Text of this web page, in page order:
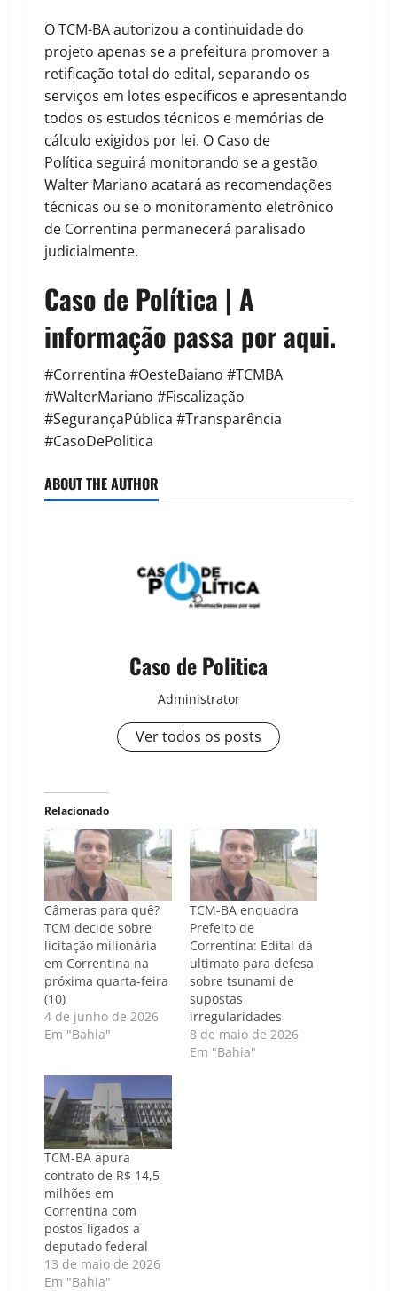
O TCM-BA autorizou a continuidade do
projeto apenas se a prefeitura promover a
retificação total do edital, separando os
serviços em lotes específicos e apresentando
todos os estudos técnicos e memórias de
cálculo exigidos por lei. O Caso de
Política seguirá monitorando se a gestão
Walter Mariano acatará as recomendações
técnicas ou se o monitoramento eletrônico
de Correntina permanecerá paralisado
judicialmente.
Caso de Política | A
informação passa por aqui.
#Correntina #OesteBaiano #TCMBA
#WalterMariano #Fiscalização
#SegurançaPública #Transparência
#CasoDePolitica
ABOUT THE AUTHOR
Caso de Politica
Administrator
Ver todos os posts
Relacionado
Câmeras para quê?
TCM decide sobre
licitação milionária
em Correntina na
próxima quarta-feira
(10)
4 de junho de 2026
Em "Bahia"
TCM-BA enquadra
Prefeito de
Correntina: Edital dá
ultimato para defesa
sobre tsunami de
supostas
irregularidades
8 de maio de 2026
Em "Bahia"
TCM-BA apura
contrato de R$ 14,5
milhões em
Correntina com
postos ligados a
deputado federal
13 de maio de 2026
Em "Bahia"